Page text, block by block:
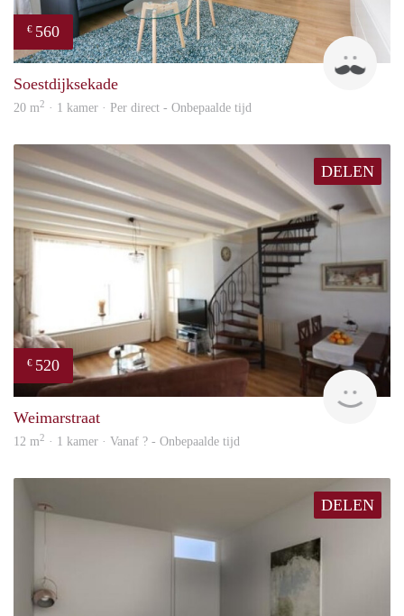
€ 560
Soestdijksekade
20 m2 · 1 kamer · Per direct - Onbepaalde tijd
DELEN
€ 520
Weimarstraat
12 m2 · 1 kamer · Vanaf ? - Onbepaalde tijd
DELEN